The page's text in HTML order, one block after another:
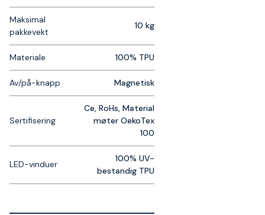
Maksimal
pakkevekt
10 kg
Materiale 100% TPU
Av/på-knapp Magnetisk
Sertifisering
Ce, RoHs, Material
møter OekoTex
100
LED-vinduer
100% UV-
bestandig TPU